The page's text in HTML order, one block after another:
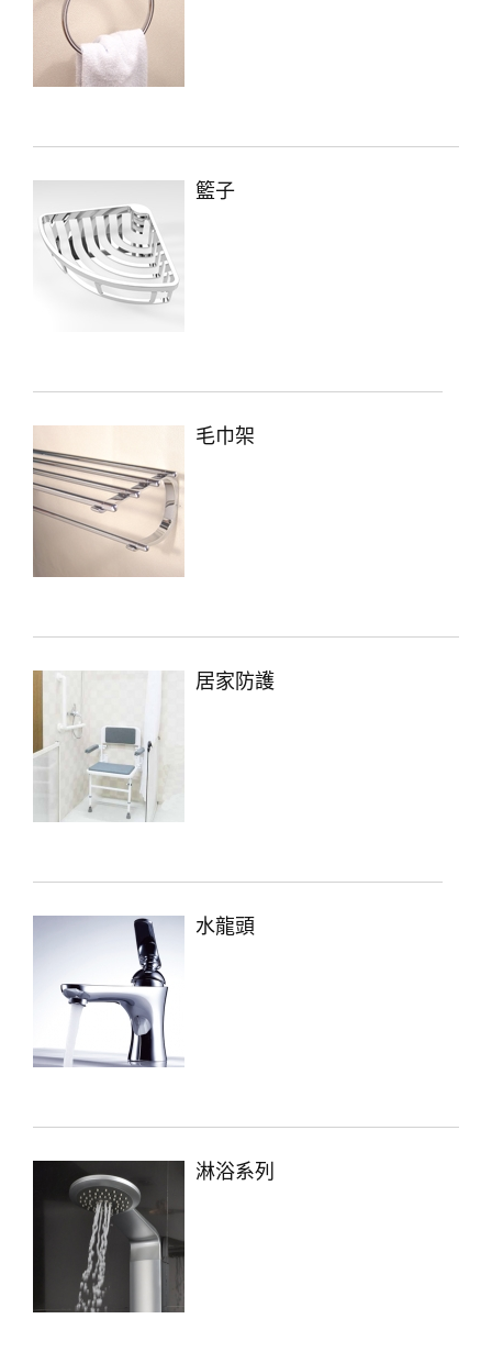
籃子
毛巾架
居家防護
水龍頭
淋浴系列